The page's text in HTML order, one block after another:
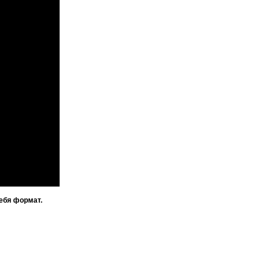
формат.